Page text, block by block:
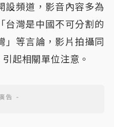
設頻道，影音內容多為
台灣是中國不可分割的
」等言論，影片拍攝同
起相關單位注意。